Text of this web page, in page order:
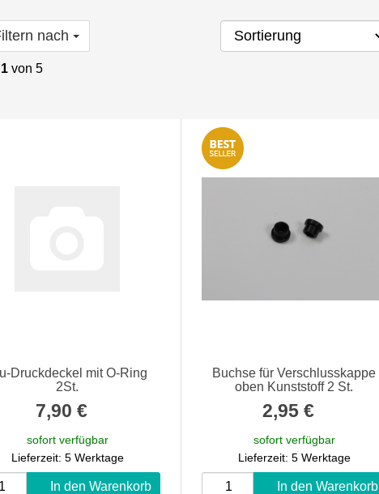
nach
von 5
Druckdeckel mit O-Ring
2St.
7,90 €
sofort verfügbar
Lieferzeit: 5 Werktage
In den Warenkorb
Buchse für Verschlusskappe
oben Kunststoff 2 St.
2,95 €
sofort verfügbar
Lieferzeit: 5 Werktage
In den Warenkorb
- liegend -